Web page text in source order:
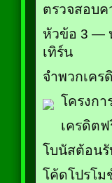
ตรวจสอบค
หัวข้อ 3 —
เทิร์น
จำพวกเค
โครงก
เครดิต
โบนัสต้อน
โค้ดโปรโม